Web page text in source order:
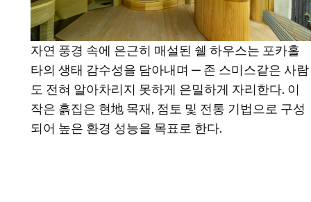
자연 풍경 속에 은근히 매설된 쉘 하우스는 포카홀
타의 생태 감수성을 담아내며 — 존 스미스같은 사람
도 전혀 알아차리지 못하게 은밀하게 자리한다. 이
작은 흙집은 현地 목재, 점토 및 전통 기법으로 구성
되어 높은 환경 성능을 목표로 한다.